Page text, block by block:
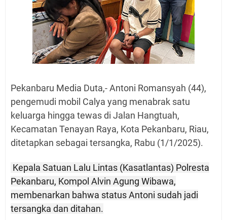
Pekanbaru Media Duta,- Antoni Romansyah (44),
pengemudi mobil Calya yang menabrak satu
keluarga hingga tewas di Jalan Hangtuah,
Kecamatan Tenayan Raya, Kota Pekanbaru, Riau,
ditetapkan sebagai tersangka, Rabu (1/1/2025).
Kepala Satuan Lalu Lintas (Kasatlantas) Polresta
Pekanbaru, Kompol Alvin Agung Wibawa,
membenarkan bahwa status Antoni sudah jadi
tersangka dan ditahan.